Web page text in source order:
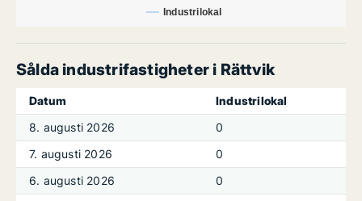
Industrilokal
Sålda industrifastigheter i Rättvik
Datum
Industrilokal
8. augusti 2026
0
7. augusti 2026
0
6. augusti 2026
0